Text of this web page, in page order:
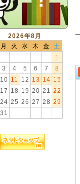
2026年8月
月 火 水 木 金
土
1
3 4 5 6 7
8
10 11 12 13 14 15
17 18 19 20 21
22
24 25 26 27 28 29
31